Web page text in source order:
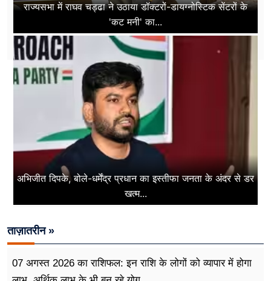
राज्यसभा में राघव चड्ढा ने उठाया डॉक्टरों-डायग्नोस्टिक सेंटरों के
'कट मनी' का...
अभिजीत दिपके, बोले-धर्मेंद्र प्रधान का इस्तीफा जनता के अंदर से डर
खत्म...
ताज़ातरीन »
07 अगस्त 2026 का राशिफल: इन राशि के लोगों को व्यापार में होगा